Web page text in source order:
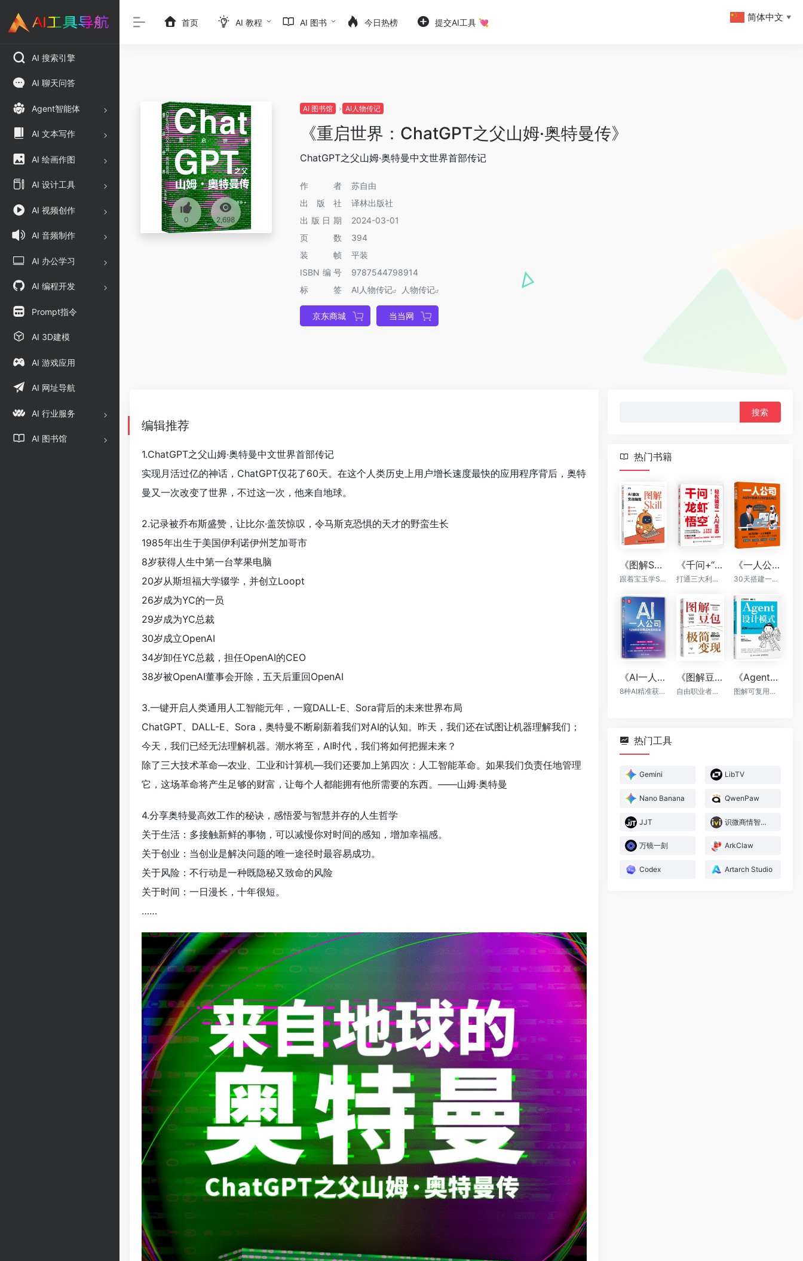
AI 搜索引擎
AI 聊天问答
Agent智能体
AI 文本写作
AI 绘画作图
AI 设计工具
AI 视频创作
AI 音频制作
AI 办公学习
AI 编程开发
Prompt指令
AI 3D建模
AI 游戏应用
AI 网址导航
AI 行业服务
AI 图书馆
首页 AI 教程 AI 图书 今日热榜 提交AI工具 💘
0 2,698
AI 图书馆 AI人物传记
《重启世界：ChatGPT之父山姆·奥特曼传》
ChatGPT之父山姆·奥特曼中文世界首部传记
作者
苏自由
出版社
译林出版社
出版日期
2024-03-01
页数
394
装帧
平装
ISBN编号
9787544798914
标签
AI人物传记 人物传记
京东商城 当当网
编辑推荐
1.ChatGPT之父山姆·奥特曼中文世界首部传记
实现月活过亿的神话，ChatGPT仅花了60天。在这个人类历史上用户增长速度最快的应用程序背后，奥特
曼又一次改变了世界，不过这一次，他来自地球。
2.记录被乔布斯盛赞，让比尔·盖茨惊叹，令马斯克恐惧的天才的野蛮生长
1985年出生于美国伊利诺伊州芝加哥市
8岁获得人生中第一台苹果电脑
20岁从斯坦福大学辍学，并创立Loopt
26岁成为YC的一员
29岁成为YC总裁
30岁成立OpenAI
34岁卸任YC总裁，担任OpenAI的CEO
38岁被OpenAI董事会开除，五天后重回OpenAI
3.一键开启人类通用人工智能元年，一窥DALL-E、Sora背后的未来世界布局
ChatGPT、DALL-E、Sora，奥特曼不断刷新着我们对AI的认知。昨天，我们还在试图让机器理解我们；
今天，我们已经无法理解机器。潮水将至，AI时代，我们将如何把握未来？
除了三大技术革命—农业、工业和计算机—我们还要加上第四次：人工智能革命。如果我们负责任地管理
它，这场革命将产生足够的财富，让每个人都能拥有他所需要的东西。——山姆·奥特曼
4.分享奥特曼高效工作的秘诀，感悟爱与智慧并存的人生哲学
关于生活：多接触新鲜的事物，可以减慢你对时间的感知，增加幸福感。
关于创业：当创业是解决问题的唯一途径时最容易成功。
关于风险：不行动是一种既隐秘又致命的风险
关于时间：一日漫长，十年很短。
……
热门书籍
《图解Skill：AI提效实战指南》
跟着宝玉学Skill，让你的AI自动出活
《千问+“龙虾”+“悟空”：轻松搞定一人AI生态》
打通三大利器，千问提示词，OpenClaw自动执行，“悟空”全能落地
《一人公司：AI时代普通人的财富新风口》
30天搭建一人公司框架
《AI一人公司：128种商业模式与盈利实操》
8种AI精准获客方法+全程运营辅助，让你一个人活成一支团队
《图解豆包极简变现》
自由职业者的AI赚钱手册
《Agent设计模式》
图解可复用智能体架构
热门工具
Gemini LibTV
Nano Banana QwenPaw
JJT 识微商情智能体
万镜一刻 ArkClaw
Codex Artarch Studio
简体中文 ▼